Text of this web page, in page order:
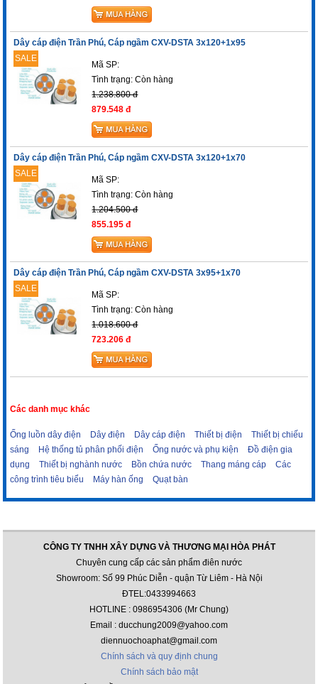
Dây cáp điện Trần Phú, Cáp ngầm CXV-DSTA 3x120+1x95
SALE
Mã SP:
Tình trạng:Còn hàng
1.238.800 đ
879.548 đ
Dây cáp điện Trần Phú, Cáp ngầm CXV-DSTA 3x120+1x70
SALE
Mã SP:
Tình trạng:Còn hàng
1.204.500 đ
855.195 đ
Dây cáp điện Trần Phú, Cáp ngầm CXV-DSTA 3x95+1x70
SALE
Mã SP:
Tình trạng:Còn hàng
1.018.600 đ
723.206 đ
Các danh mục khác
Ống luồn dây điện Dây điện Dây cáp điện Thiết bị điện
Thiết bị chiếu
sáng
Hệ thống tủ phân phối điện Ống nước và phụ kiện
Đồ điện gia
dụng
Thiết bị nghành nước Bồn chứa nước Thang máng cáp
Các
công trình tiêu biểu
Máy hàn ống Quạt bàn
CÔNG TY TNHH XÂY DỰNG VÀ THƯƠNG MẠI HÒA PHÁT
Chuyên cung cấp các sản phẩm điên nước
Showroom: Số 99 Phúc Diễn - quận Từ Liêm - Hà Nội
ĐTEL:0433994663
HOTLINE : 0986954306 (Mr Chung)
Email : ducchung2009@yahoo.com
diennuochoaphat@gmail.com
Chính sách và quy định chung
Chính sách bảo mật